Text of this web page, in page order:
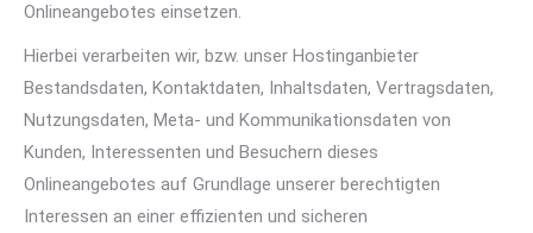
Onlineangebotes einsetzen.
Hierbei verarbeiten wir, bzw. unser Hostinganbieter
Bestandsdaten, Kontaktdaten, Inhaltsdaten, Vertragsdaten,
Nutzungsdaten, Meta- und Kommunikationsdaten von
Kunden, Interessenten und Besuchern dieses
Onlineangebotes auf Grundlage unserer berechtigten
Interessen an einer effizienten und sicheren